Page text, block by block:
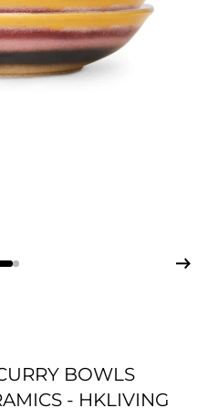
BOWLS
- HKLIVING